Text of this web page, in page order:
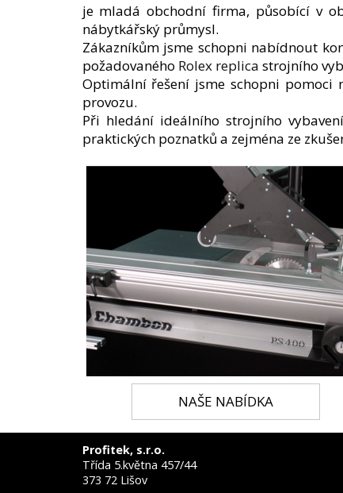
je mladá obchodní firma, působící v
nábytkářský průmysl.
Zákazníkům jsme schopni nabídnout
požadovaného Rolex replica strojního
Optimální řešení jsme schopni
provozu.
Při hledání ideálního strojního
praktických poznatků a zejména ze
NAŠE NABÍDKA
Profitek, s.r.o.
Třída 5.května 457/44
373 72 Lišov